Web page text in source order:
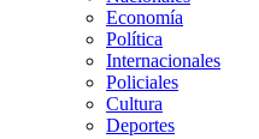
Economía
Política
Internacionales
Policiales
Cultura
Deportes